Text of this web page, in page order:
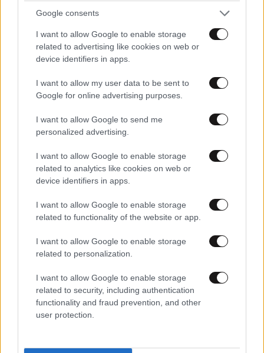
Google consents
I want to allow Google to enable storage
related to advertising like cookies on web or
device identifiers in apps.
I want to allow my user data to be sent to
Google for online advertising purposes.
I want to allow Google to send me
personalized advertising.
I want to allow Google to enable storage
related to analytics like cookies on web or
device identifiers in apps.
I want to allow Google to enable storage
related to functionality of the website or app.
I want to allow Google to enable storage
related to personalization.
I want to allow Google to enable storage
related to security, including authentication
functionality and fraud prevention, and other
user protection.
ΚΟΣΜΟΣ10·08·2026 19:20
Αναστάτωση στα τουρκικά ΜΜΕ: «Το Ισραήλ θα
στήσει συμμαχία επτά χωρών απέναντι σε